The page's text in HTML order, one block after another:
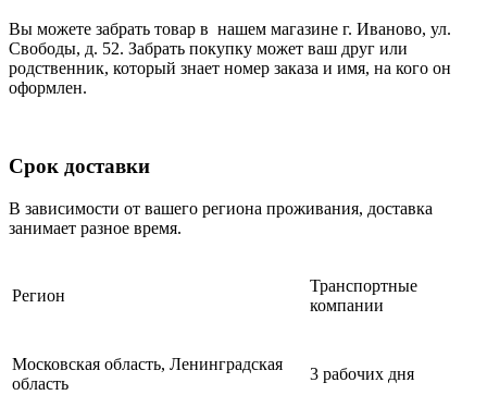
Вы можете забрать товар в нашем магазине г. Иваново, ул.
Свободы, д. 52. Забрать покупку может ваш друг или
родственник, который знает номер заказа и имя, на кого он
оформлен.
Срок доставки
В зависимости от вашего региона проживания, доставка
занимает разное время.
Регион
Транспортные
компании
Московская область, Ленинградская
область
3 рабочих дня